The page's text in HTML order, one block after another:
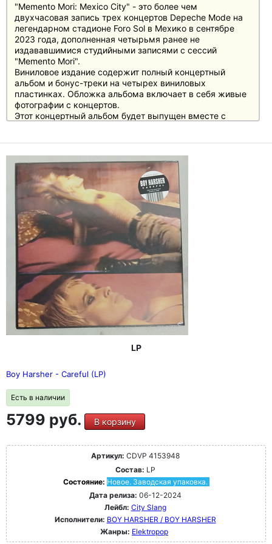
"Memento Mori: Mexico City" - это более чем
двухчасовая запись трех концертов Depeche Mode на
легендарном стадионе Foro Sol в Мехико в сентябре
2023 года, дополненная четырьмя ранее не
издававшимися студийными записями с сессий
"Memento Mori".
Виниловое издание содержит полный концертный
альбом и бонус-треки на четырех виниловых
пластинках. Обложка альбома включает в себя живые
фотографии с концертов.
Этот концертный альбом будет выпущен вместе с
Фернандо Фриасом, удостоенным наград. Фильм
"Depeche Mode: M" сочетает в себе захватывающие
концертные кадры с атмосферными впечатлениями и
избранными архивными материалами, а также
иллюстрирует глубокую связь между музыкой и
быстротечностью в мексиканской традиции. В
конфигурацию Blu-ray и DVD "Depeche Mode: M" также
входит вышеупомянутый концертный альбом "Memento
Mori: Mexico City" и полнометражный концертный
LP
Boy Harsher - Careful (LP)
Есть в наличии
5799 руб. В корзину
Артикул: CDVP 4153948
Состав: LP
Состояние: Новое. Заводская упаковка.
Дата релиза: 06-12-2024
Лейбл: City Slang
Исполнители: BOY HARSHER / BOY HARSHER
Жанры: Elektropop